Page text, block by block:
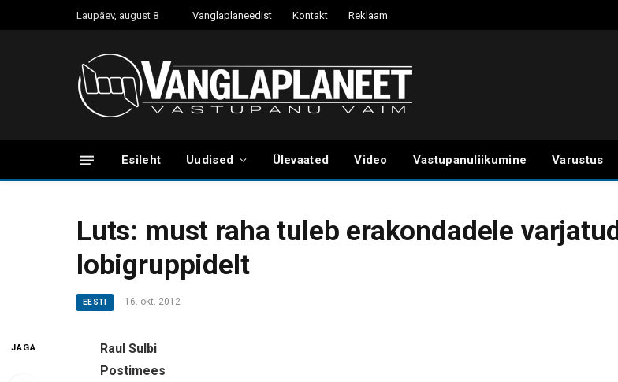
Laupäev, august 8 Vanglaplaneedist Kontakt Reklaam
Esileht Uudised Ülevaated Video Vastupanuliikumine Varustus
Luts: must raha tuleb erakondadele varjatud
lobigruppidelt
EESTI 16. okt. 2012
JAGA
Raul Sulbi
Postimees